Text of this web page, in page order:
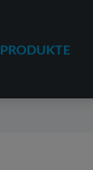
PRODUKTE